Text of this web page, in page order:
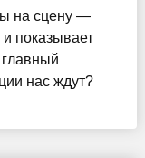
на сцену —
показывает
нас ждут?